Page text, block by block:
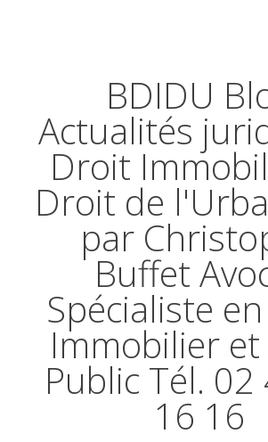
BDIDU
Actualités
Droit
Droit de
par
Buffet
Spécialiste
Immobilier
Public Tél. 02
16 16